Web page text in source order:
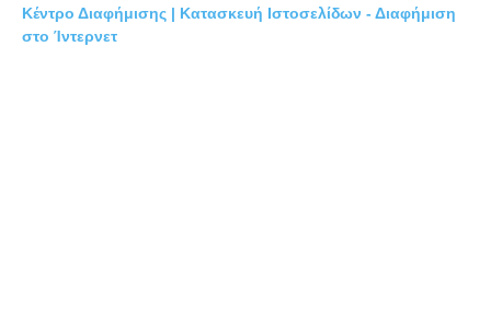
Κέντρο Διαφήμισης | Κατασκευή Ιστοσελίδων - Διαφήμιση
στο Ίντερνετ